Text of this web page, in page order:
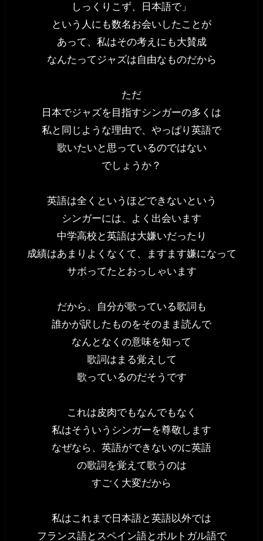
しっくりこず、日本語で」
という人にも数名お会いしたことが
あって、私はその考えにも大賛成
なんたってジャズは自由なものだから
ただ
日本でジャズを目指すシンガーの多くは
私と同じような理由で、やっぱり英語で
歌いたいと思っているのではない
でしょうか？
英語は全くというほどできないという
シンガーには、よく出会います
中学高校と英語は大嫌いだったり
成績はあまりよくなくて、ますます嫌になって
サボってたとおっしゃいます
だから、自分が歌っている歌詞も
誰かが訳したものをそのまま読んで
なんとなくの意味を知って
歌詞はまる覚えして
歌っているのだそうです
これは皮肉でもなんでもなく
私はそういうシンガーを尊敬します
なぜなら、英語ができないのに英語
の歌詞を覚えて歌うのは
すごく大変だから
私はこれまで日本語と英語以外では
フランス語とスペイン語とポルトガル語で